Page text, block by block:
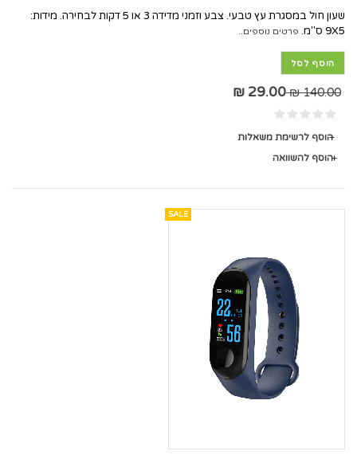
שעון חול במסגרת עץ טבעי. צבע וזמני מדידה 3 או 5 דקות לבחירה. מידות:
9X5 ס"מ.
פרטים נוספים..
הוסף לסל
140.00 ₪
29.00 ₪
הוסף לרשימת משאלות
הוסף להשוואה
SALE